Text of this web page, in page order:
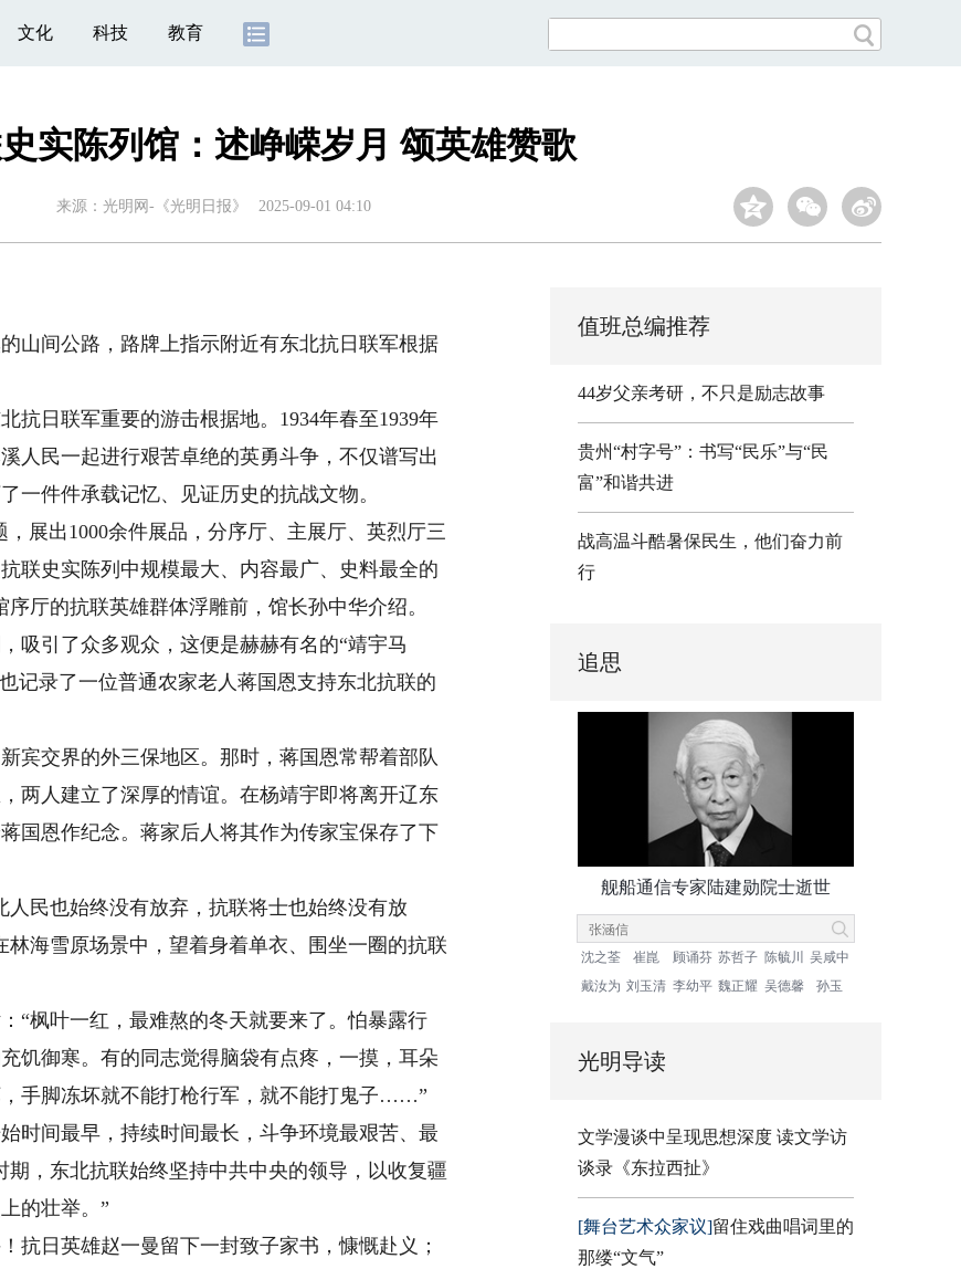
文化 科技 教育
实陈列馆：述峥嵘岁月 颂英雄赞歌
来源： 光明网-《光明日报》 2025-09-01 04:10
间公路，路牌上指示附近有东北抗日联军根据
日联军重要的游击根据地。1934年春至1939年
人民一起进行艰苦卓绝的英勇斗争，不仅谱写出
一件件承载记忆、见证历史的抗战文物。
展出1000余件展品，分序厅、主展厅、英烈厅三
联史实陈列中规模最大、内容最广、史料最全的
厅的抗联英雄群体浮雕前，馆长孙中华介绍。
引了众多观众，这便是赫赫有名的“靖宇马
记录了一位普通农家老人蒋国恩支持东北抗联的
交界的外三保地区。那时，蒋国恩常帮着部队
两人建立了深厚的情谊。在杨靖宇即将离开辽东
国恩作纪念。蒋家后人将其作为传家宝保存了下
民也始终没有放弃，抗联将士也始终没有放
海雪原场景中，望着身着单衣、围坐一圈的抗联
枫叶一红，最难熬的冬天就要来了。怕暴露行
饥御寒。有的同志觉得脑袋有点疼，一摸，耳朵
手脚冻坏就不能打枪行军，就不能打鬼子……”
间最早，持续时间最长，斗争环境最艰苦、最
，东北抗联始终坚持中共中央的领导，以收复疆
的壮举。”
日英雄赵一曼留下一封致子家书，慷慨赴义；
值班总编推荐
44岁父亲考研，不只是励志故事
贵州“村字号”：书写“民乐”与“民
富”和谐共进
战高温斗酷暑保民生，他们奋力前
行
追思
舰船通信专家陆建勋院士逝世
沈之荃 崔崑 顾诵芬 苏哲子 陈毓川
吴咸中
戴汝为 刘玉清 李幼平 魏正耀 吴德馨 孙玉
光明导读
文学漫谈中呈现思想深度 读文学访
谈录《东拉西扯》
[舞台艺术众家议]留住戏曲唱词里的
那缕“文气”